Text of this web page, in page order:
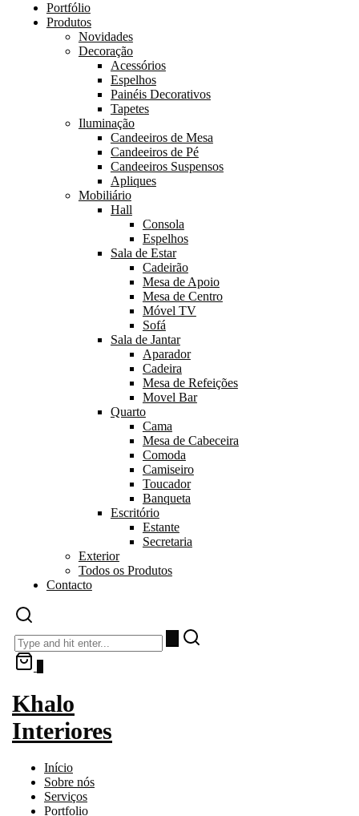
Portfólio
Produtos
Novidades
Decoração
Acessórios
Espelhos
Painéis Decorativos
Tapetes
Iluminação
Candeeiros de Mesa
Candeeiros de Pé
Candeeiros Suspensos
Apliques
Mobiliário
Hall
Consola
Espelhos
Sala de Estar
Cadeirão
Mesa de Apoio
Mesa de Centro
Móvel TV
Sofá
Sala de Jantar
Aparador
Cadeira
Mesa de Refeições
Movel Bar
Quarto
Cama
Mesa de Cabeceira
Comoda
Camiseiro
Toucador
Banqueta
Escritório
Estante
Secretaria
Exterior
Todos os Produtos
Contacto
Khalo
Interiores
Início
Sobre nós
Serviços
Portfolio